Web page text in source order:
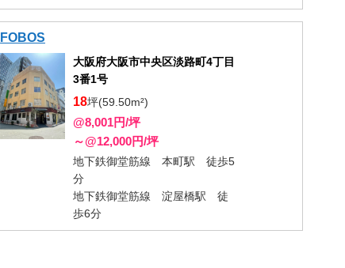
FOBOS
大阪府大阪市中央区淡路町4丁目
3番1号
18坪(59.50m²)
@8,001円/坪
～@12,000円/坪
地下鉄御堂筋線 本町駅 徒歩5
分
地下鉄御堂筋線 淀屋橋駅 徒
歩6分